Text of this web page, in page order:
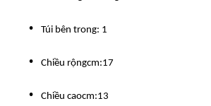
Túi bên trong: 1
Chiều rộngcm:17
Chiều caocm:13